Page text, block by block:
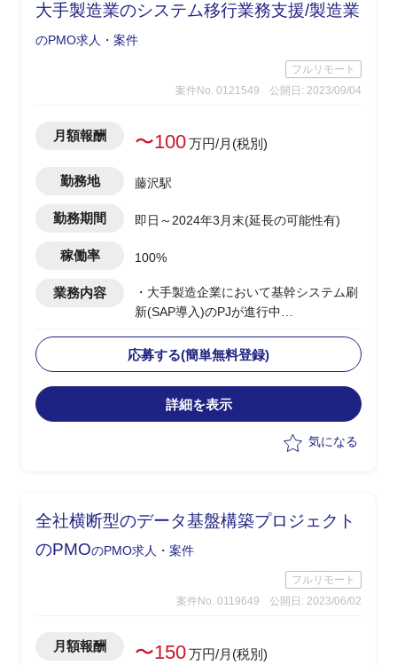
大手製造業のシステム移行業務支援/製造業
のPMO求人・案件
フルリモート
案件No. 0121549
公開日: 2023/09/04
月額報酬 〜100万円/月(税別)
勤務地 藤沢駅
勤務期間 即日～2024年3月末(延長の可能性有)
稼働率 100%
業務内容
・大手製造企業において基幹システム刷
新(SAP導入)のPJが進行中
辺業務システムの移行フェーズ
└原価領域を中心に複数領域での移行デ
ータ作成、手順調整およびシステムテス
ト対応を実施
・関連部門およびベンダーとの調整
・システム本番稼働後のハイパーケア
応募する(簡単無料登録)
詳細を表示
気になる
全社横断型のデータ基盤構築プロジェクト
のPMOのPMO求人・案件
フルリモート
案件No. 0119649
公開日: 2023/06/02
月額報酬 〜150万円/月(税別)